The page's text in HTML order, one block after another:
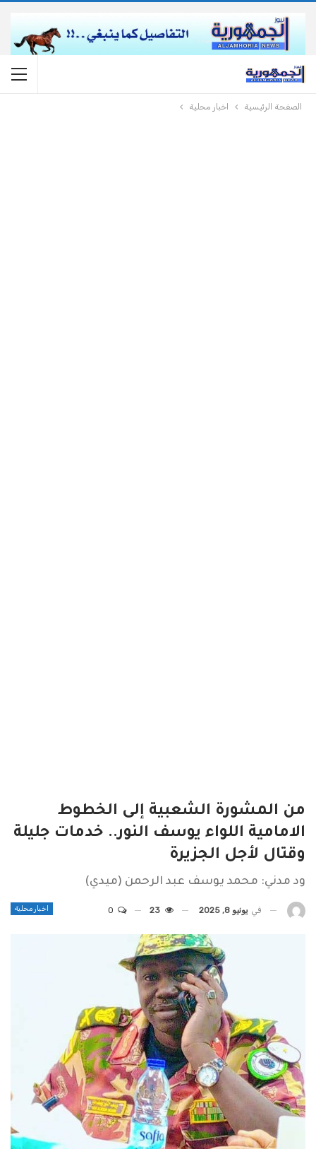
الصفحة الرئيسية اخبار محلية
من المشورة الشعبية إلى الخطوط
الامامية اللواء يوسف النور.. خدمات جليلة
وقتال لأجل الجزيرة
ود مدني: محمد يوسف عبد الرحمن (ميدي)
اخبار محلية في يونيو 8, 2025 23